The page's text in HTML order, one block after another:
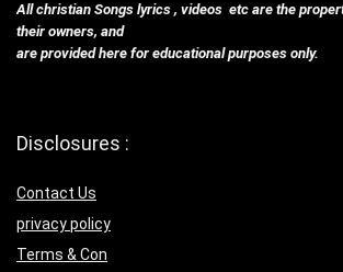
All christian Songs lyrics , videos etc are the
their owners, and
are provided here for educational purposes only.
Disclosures :
Contact Us
privacy policy
Terms & Con